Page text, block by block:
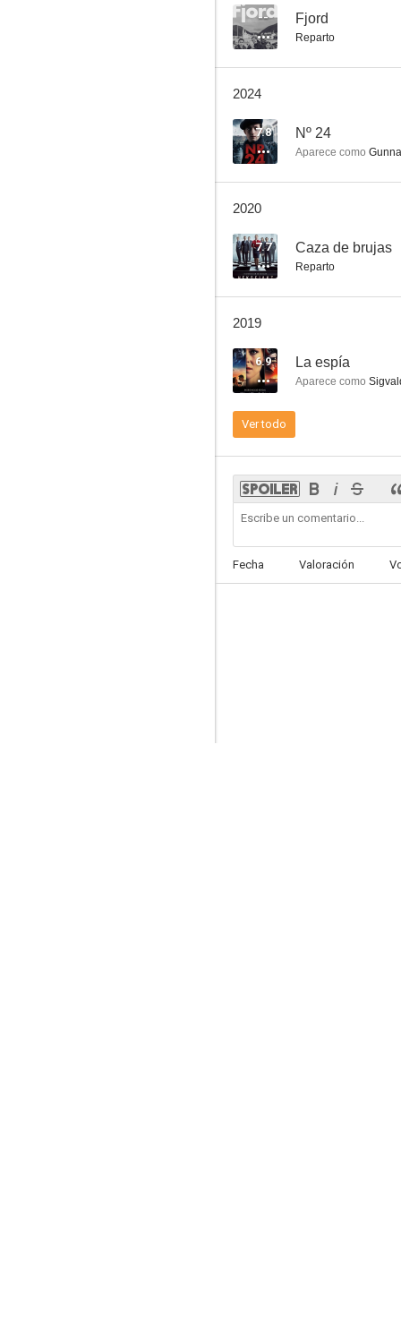
-- Fjord
Reparto
2024
7.8 Nº 24
Aparece como
2020
7.7 Caza de brujas
Reparto
2019
6.9 La espía
Aparece como
Ver todo
Fecha Valoración